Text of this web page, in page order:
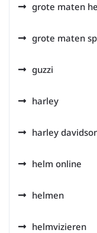
grote maten
grote maten
guzzi
harley
harley
helm online
helmen
helmvizieren